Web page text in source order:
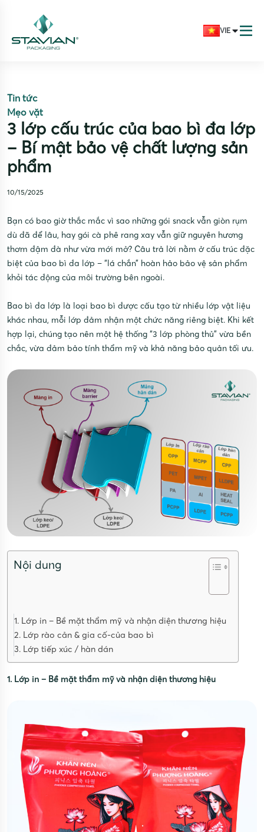
VIE
Tin tức
Mẹo vặt
3 lớp cấu trúc của bao bì đa lớp
– Bí mật bảo vệ chất lượng sản
phẩm
10/15/2025
Bạn có bao giờ thắc mắc vì sao những gói snack vẫn giòn rụm
dù đã để lâu, hay gói cà phê rang xay vẫn giữ nguyên hương
thơm đậm đà như vừa mới mở? Câu trả lời nằm ở cấu trúc đặc
biệt của bao bì đa lớp – “lá chắn” hoàn hảo bảo vệ sản phẩm
khỏi tác động của môi trường bên ngoài.
Bao bì đa lớp là loại bao bì được cấu tạo từ nhiều lớp vật liệu
khác nhau, mỗi lớp đảm nhận một chức năng riêng biệt. Khi kết
hợp lại, chúng tạo nên một hệ thống “3 lớp phòng thủ” vừa bền
chắc, vừa đảm bảo tính thẩm mỹ và khả năng bảo quản tối ưu.
Nội dung
1. Lớp in – Bề mặt thẩm mỹ và nhận diện thương hiệu
2. Lớp rào cản & gia cố-của bao bì
3. Lớp tiếp xúc / hàn dán
1. Lớp in – Bề mặt thẩm mỹ và nhận diện thương hiệu